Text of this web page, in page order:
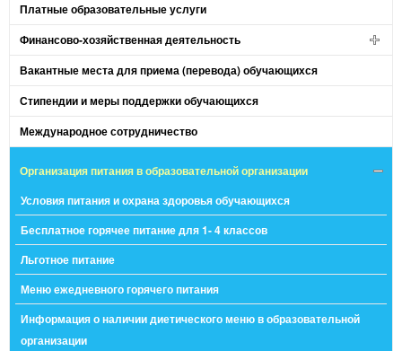
Платные образовательные услуги
Финансово-хозяйственная деятельность
Вакантные места для приема (перевода) обучающихся
Стипендии и меры поддержки обучающихся
Международное сотрудничество
Организация питания в образовательной организации
Условия питания и охрана здоровья обучающихся
Бесплатное горячее питание для 1- 4 классов
Льготное питание
Меню ежедневного горячего питания
Информация о наличии диетического меню в образовательной
организации